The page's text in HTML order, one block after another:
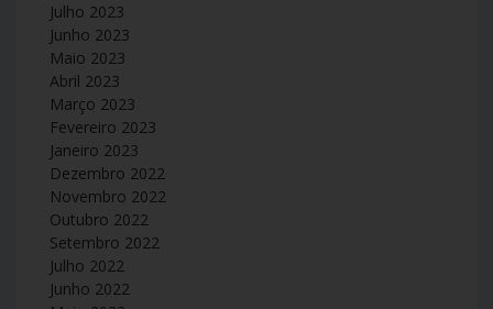
Julho 2023
Junho 2023
Maio 2023
Abril 2023
Março 2023
Fevereiro 2023
Janeiro 2023
Dezembro 2022
Novembro 2022
Outubro 2022
Setembro 2022
Julho 2022
Junho 2022